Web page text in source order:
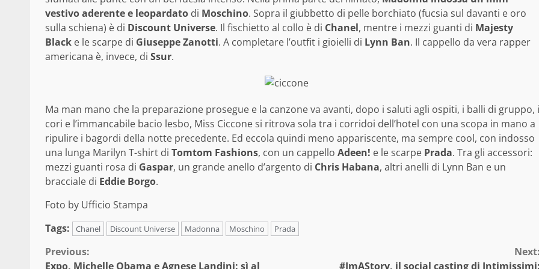
vestivo aderente e leopardato di Moschino. Sopra il giubbetto di pelle borchiato (fucsia sul davanti e oro
sulla schiena) è di Discount Universe. Il fischietto al collo è di Chanel, mentre i mezzi guanti di Majesty
Black e le scarpe di Giuseppe Zanotti. A completare l’outfit i gioielli di Lynn Ban. Il cappello da vera rapper
americana è, invece, di Ssur.
Ma man mano che la preparazione prosegue e la canzone va avanti, dopo i saluti agli ospiti, i balli di gruppo, i
cori e l’immancabile bacio lesbo, Miss Ciccone si ritrova sola tra i corridoi dell’hotel con una scopa in mano a
ripulire i bagordi della notte precedente. Ed eccola quindi meno appariscente, ma sempre cool, con indosso
una lunga Marilyn T-shirt di Tomtom Fashions, con un cappello Adeen! e le scarpe Prada. Tra gli accessori:
mezzi guanti rosa di Gaspar, un grande anello d’argento di Chris Habana, altri anelli di Lynn Ban e un
bracciale di Eddie Borgo.
Foto by Ufficio Stampa
Tags:
Chanel Discount Universe Madonna Moschino Prada
Continue
Previous:
Expo, Michelle Obama e Agnese Landini: sì al
Next:
#ImAStory, il social casting di Intimissimi: